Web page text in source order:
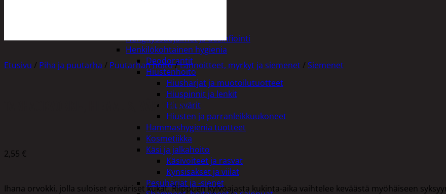
Hengityssuojaimet ja desinfiointi
Henkilökohtainen hygienia
Deodorantit
Hiustenhoito
Hiusharjat ja muotoilutuotteet
Hiuspinnit ja lenkit
Hiusvärit
Hiusten ja parranleikkuukoneet
Hammashygienia tuotteet
Kosmetiikka
Käsi ja jalkahoito
Käsivoiteet ja rasvat
Kynsisakset ja viilat
Pesuharjat ja -sienet
Etusivu / Piha ja puutarha / Puutarhan hoito/Lannoitteet, myrkyt ja siemenet / Siemenet
TARHAORVOKKI-, HIEMALIS, VÄRISEOS
2,55 €
Ihana orvokki, jolla suloiset eriväriset kukat. Riippuen kylvöajasta kukinta-aika vaihtelee keväästä myöhäiseen